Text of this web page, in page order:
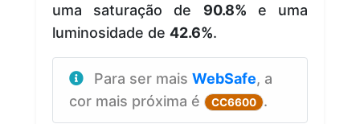
uma saturação de 90.8% e uma
luminosidade de 42.6%.
Para ser mais WebSafe, a
cor mais próxima é
CC6600 .